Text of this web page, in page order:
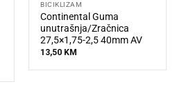
BICIKLIZAM
Continental Guma
unutrašnja/Zračnica
27,5×1,75-2,5 40mm AV
13,50 KM